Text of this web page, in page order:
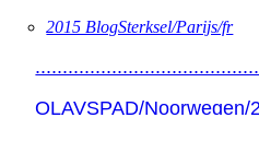
2015 BlogSterksel/Parijs/fr
OLAVSPAD/Noorwegen/